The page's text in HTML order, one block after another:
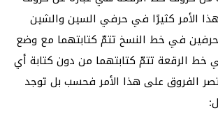
الأمر كثيرًا في حرفي السين والشين
في خط النسخ تتمّ كتابتهما مع وضع
خط الرقعة تتمّ كتابتهما من دون كتابة أي
الفروق على هذا الأمر فحسب بل توجد